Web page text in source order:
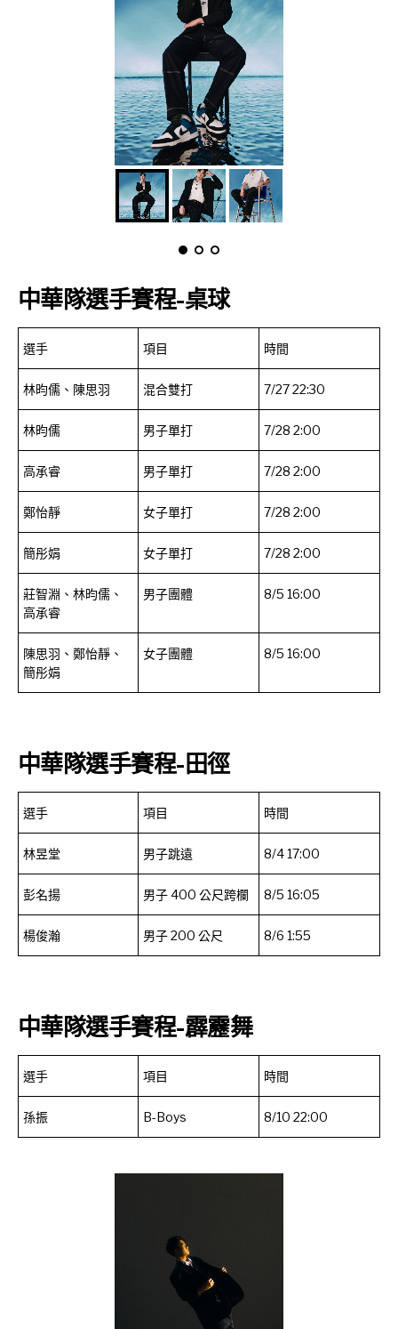
中華隊選手賽程-桌球
選手 項目 時間
林昀儒、陳思羽 混合雙打 7/27 22:30
林昀儒 男子單打 7/28 2:00
高承睿 男子單打 7/28 2:00
鄭怡靜 女子單打 7/28 2:00
簡彤娟 女子單打 7/28 2:00
莊智淵、林昀儒、
高承睿
男子團體 8/5 16:00
陳思羽、鄭怡靜、
簡彤娟
女子團體 8/5 16:00
中華隊選手賽程-田徑
選手 項目 時間
林昱堂 男子跳遠 8/4 17:00
彭名揚 男子 400 公尺跨欄 8/5 16:05
楊俊瀚 男子 200 公尺 8/6 1:55
中華隊選手賽程-霹靂舞
選手 項目 時間
孫振 B-Boys 8/10 22:00